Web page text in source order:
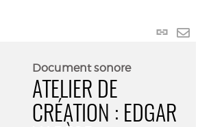
Lien
Document sonore
ATELIER DE
CRÉATION : EDGAR